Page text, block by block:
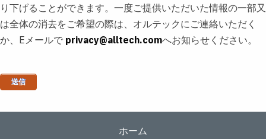
り下げることができます。一度ご提供いただいた情報の一部又
は全体の消去をご希望の際は、オルテックにご連絡いただく
か、Eメールで privacy@alltech.comへお知らせください。
ホーム